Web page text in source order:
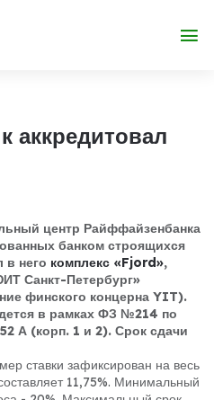
аккредитовал
центр Райффайзенбанка
банком строящихся
него комплекс «Fjord»,
Санкт-Петербург»
финского концерна YIT).
в рамках ФЗ №214 по
А (корп. 1 и 2). Срок сдачи
ставки зафиксирован на весь
11,75%. Минимальный